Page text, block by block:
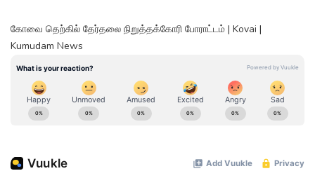
கோவை தெற்கில் தேர்தலை நிறுத்தக்கோரி போராட்டம் | Kovai |
Kumudam News